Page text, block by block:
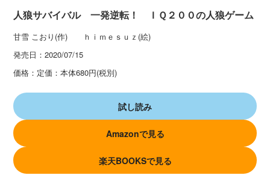
人狼サバイバル 一発逆転！ ＩＱ２００の人狼ゲーム
甘雪 こおり(作) ｈｉｍｅｓｕｚ(絵)
発売日：2020/07/15
価格： 定価：本体680円(税別)
試し読み
Amazonで見る
楽天BOOKSで見る